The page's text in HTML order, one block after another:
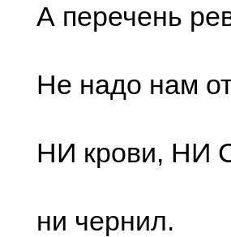
А перечень
Не надо нам
НИ крови, НИ
ни чернил.